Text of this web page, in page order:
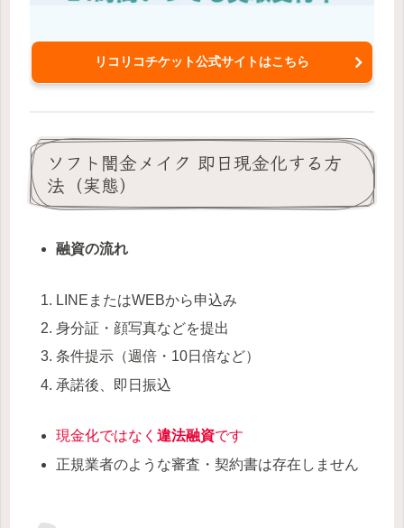
リコリコチケット公式サイトはこちら
ソフト闇金メイク 即日現金化する方
法（実態）
融資の流れ
LINEまたはWEBから申込み
身分証・顔写真などを提出
条件提示（週倍・10日倍など）
承諾後、即日振込
現金化ではなく違法融資です
正規業者のような審査・契約書は存在しません